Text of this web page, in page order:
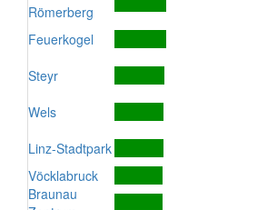
Römerberg
Feuerkogel
Steyr
Wels
Linz-Stadtpark
Vöcklabruck
Braunau